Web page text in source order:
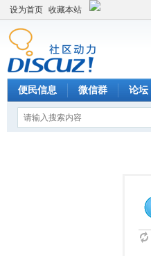
设为首页 收藏本站
便民信息 微信群 论坛